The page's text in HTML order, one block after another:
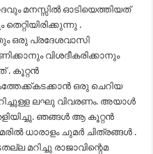
മനസ്സിൽ ഓടിയെത്തിയത്
.
ഒരു പ്രദേശവാസി
വിശദീകരിക്കാനും
. കൂറ്റൻ
ഒരു ചെറിയ
ലഘു വിവരണം. അയാൾ
ഞങ്ങൾ ആ കൂറ്റൻ
ധാരാളം ചുമർ ചിത്രങ്ങൾ .
മറിച്ചു രാജാവിന്റെമ